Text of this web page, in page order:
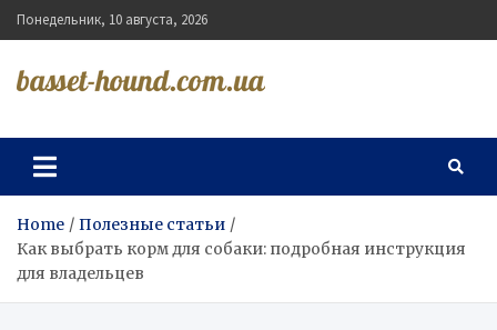
Skip
to
Понедельник, 10 августа, 2026
basset-hound.com.ua
Home
Полезные статьи
Как выбрать корм для собаки: подробная инструкция
для владельцев